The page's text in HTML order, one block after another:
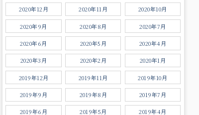
2020年12月 2020年11月 2020年10月
2020年9月 2020年8月 2020年7月
2020年6月 2020年5月 2020年4月
2020年3月 2020年2月 2020年1月
2019年12月 2019年11月 2019年10月
2019年9月 2019年8月 2019年7月
2019年6月 2019年5月 2019年4月